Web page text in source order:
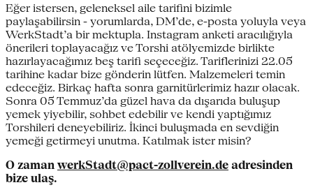
Eğer istersen, geleneksel aile tarifini bizimle
paylaşabilirsin - yorumlarda, DM’de, e-posta yoluyla veya
WerkStadt’a bir mektupla. Instagram anketi aracılığıyla
önerileri toplayacağız ve Torshi atölyemizde birlikte
hazırlayacağımız beş tarifi seçeceğiz. Tariflerinizi 22.05
tarihine kadar bize gönderin lütfen. Malzemeleri temin
edeceğiz. Birkaç hafta sonra garnitürlerimiz hazır olacak.
Sonra 05 Temmuz’da güzel hava da dışarıda buluşup
yemek yiyebilir, sohbet edebilir ve kendi yaptığımız
Torshileri deneyebiliriz. İkinci buluşmada en sevdiğin
yemeği getirmeyi unutma. Katılmak ister misin?
O zaman werkStadt@pact-zollverein.de adresinden
bize ulaş.